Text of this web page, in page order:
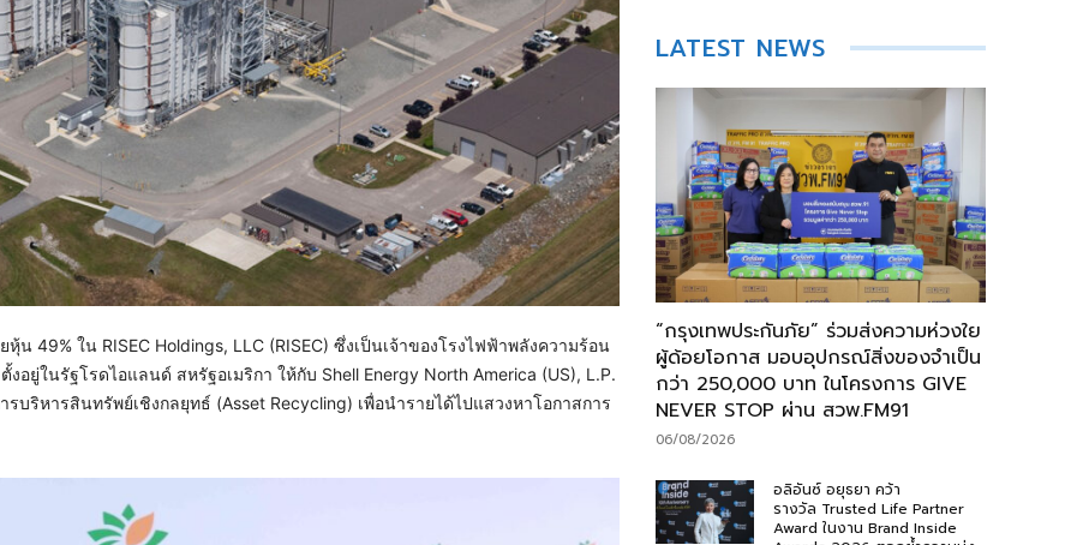
49% ใน RISEC Holdings, LLC (RISEC) ซึ่งเป็นเจ้าของโรงไฟฟ้าพลังความร้อน
อยู่ในรัฐโรดไอแลนด์ สหรัฐอเมริกา ให้กับ Shell Energy North America (US), L.P.
ริหารสินทรัพย์เชิงกลยุทธ์ (Asset Recycling) เพื่อนำรายได้ไปแสวงหาโอกาสการ
LATEST NEWS
“กรุงเทพประกันภัย” ร่วมส่งความห่วงใย
ผู้ด้อยโอกาส มอบอุปกรณ์สิ่งของจำเป็น
กว่า 250,000 บาท ในโครงการ GIVE
NEVER STOP ผ่าน สวพ.FM91
06/08/2026
อลิอันซ์ อยุธยา คว้า
รางวัล Trusted Life Partner
Award ในงาน Brand Inside